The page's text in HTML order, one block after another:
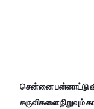
சென்னை பன்னாட்டு
கருவிகளை நிறுவும்